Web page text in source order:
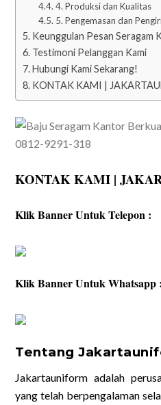
4. Produksi dan Kualitas
5. Pengemasan dan
Keunggulan Pesan Seragam
Testimoni Pelanggan Kami
Hubungi Kami Sekarang!
KONTAK KAMI |
KONTAK KAMI |
Klik Banner Untuk Telepon :
Klik Banner Untuk Whatsapp :
Tentang
Jakartauniform adalah
yang telah berpengalaman